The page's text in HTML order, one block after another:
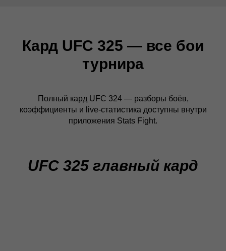
Кард UFC 325 — все бои
турнира
Полный кард UFC 324 — разборы боёв,
коэффициенты и live-статистика доступны внутри
приложения Stats Fight.
UFC 325 главный кард